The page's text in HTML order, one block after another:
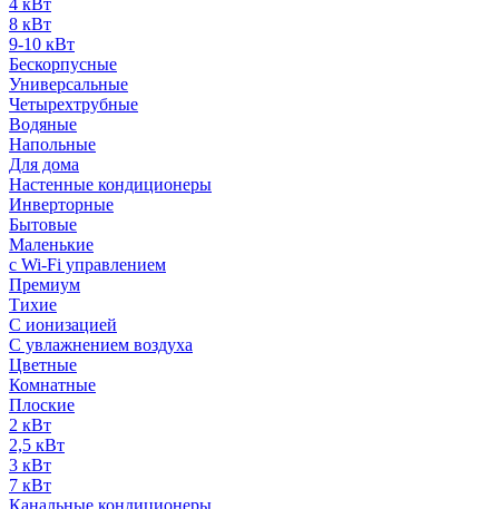
4 кВт
8 кВт
9-10 кВт
Бескорпусные
Универсальные
Четырехтрубные
Водяные
Напольные
Для дома
Настенные кондиционеры
Инверторные
Бытовые
Маленькие
с Wi-Fi управлением
Премиум
Тихие
С ионизацией
С увлажнением воздуха
Цветные
Комнатные
Плоские
2 кВт
2,5 кВт
3 кВт
7 кВт
Канальные кондиционеры